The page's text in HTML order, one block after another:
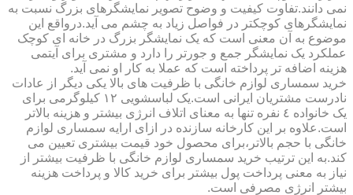
نمی دانند.تفاوت کیفیت و وضوح تصویر نمایشگرهای بزرگ نسبت به
نمایشگرهای کوچکتر در فواصل زیاد به چشم می آید.درواقع این
موضوع به آن معنی است که یک نمایشگر بزرگ در خانه ای کوچک
عملکرد یک نمایشگر جمع و جورتر را دارد و مشتری برای آیتمی
هزینه اضافه تر پرداخته است که عملا به کار او نمی آید.
خرید سمساری لوازم خانگی با ظرفیت های بالا یکی دیگر از عادات
نادرست مشتریان ایرانی است.یک لباسشویی ١٢ کیلوگرمی برای
یک خانواده ٤ نفره تنها به معنای اتلاف انرژی بیشتر و هزینه بالاتر
است.علاوه بر این کارخانه سازنده در ازای ارایه سمساری لوازم
خانگی با حجم بالاتر،برای محصول خود قیمت بیشتری تعیین می
کند.به این ترتیب خرید سمساری لوازم خانگی با ظرفیت بیشتر از
نیاز به معنی پرداخت پول بیشتر برای خرید کالا و پرداخت هزینه
بیشتر انرژی مصرفی است.